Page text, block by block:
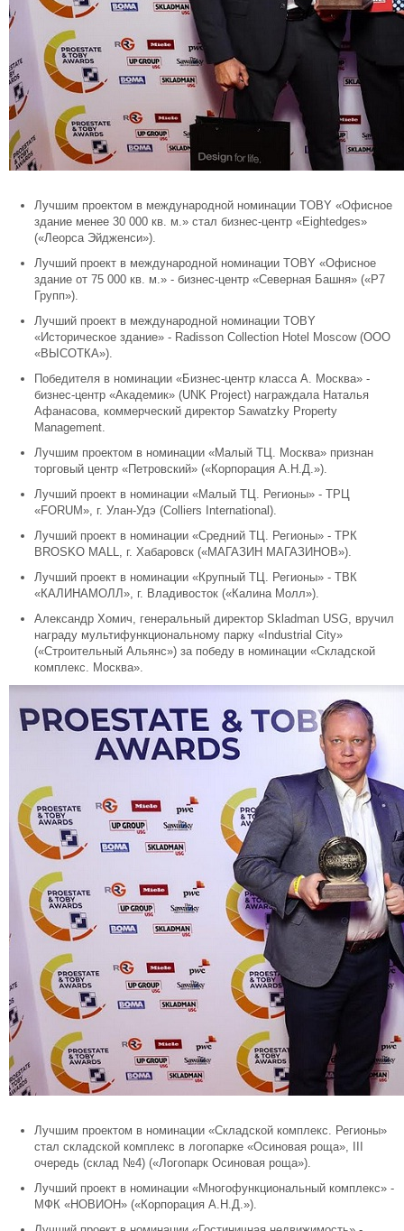
Лучшим проектом в международной номинации TOBY «Офисное
здание менее 30 000 кв. м.» стал бизнес-центр «Eightedges»
(«Леорса Эйдженси»).
Лучший проект в международной номинации TOBY «Офисное
здание от 75 000 кв. м.» - бизнес-центр «Северная Башня» («Р7
Групп»).
Лучший проект в международной номинации TOBY
«Историческое здание» - Radisson Collection Hotel Moscow (ООО
«ВЫСОТКА»).
Победителя в номинации «Бизнес-центр класса А. Москва» -
бизнес-центр «Академик» (UNK Project) награждала Наталья
Афанасова, коммерческий директор Sawatzky Property
Management.
Лучшим проектом в номинации «Малый ТЦ. Москва» признан
торговый центр «Петровский» («Корпорация А.Н.Д.»).
Лучший проект в номинации «Малый ТЦ. Регионы» - ТРЦ
«FORUM», г. Улан-Удэ (Colliers International).
Лучший проект в номинации «Средний ТЦ. Регионы» - ТРК
BROSKO MALL, г. Хабаровск («МАГАЗИН МАГАЗИНОВ»).
Лучший проект в номинации «Крупный ТЦ. Регионы» - ТВК
«КАЛИНАМОЛЛ», г. Владивосток («Калина Молл»).
Александр Хомич, генеральный директор Skladman USG, вручил
награду мультифункциональному парку «Industrial City»
(«Строительный Альянс») за победу в номинации «Складской
комплекс. Москва».
Лучшим проектом в номинации «Складской комплекс. Регионы»
стал складской комплекс в логопарке «Осиновая роща», III
очередь (склад №4) («Логопарк Осиновая роща»).
Лучший проект в номинации «Многофункциональный комплекс» -
МФК «НОВИОН» («Корпорация А.Н.Д.»).